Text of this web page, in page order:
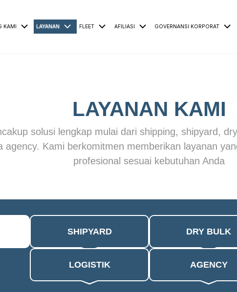
KAMI LAYANAN FLEET AFILIASI GOVERNANSI KORPORAT
LAYANAN KAMI
solusi lengkap mulai dari shipping, shipyard,
agency. Kami berkomitmen memberikan layanan
profesional sesuai kebutuhan Anda
SHIPYARD DRY BULK
LOGISTIK AGENCY